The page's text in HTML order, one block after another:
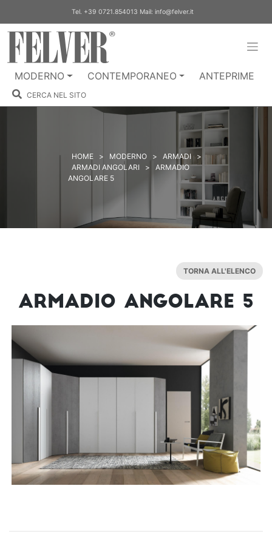
content
Tel. +39 0721.854013 Mail:info@felver.it
MODERNO CONTEMPORANEO ANTEPRIME
CERCA NEL SITO
HOME > MODERNO > ARMADI >
ARMADI ANGOLARI
>
ARMADIO
ANGOLARE 5
TORNA ALL'ELENCO
Armadio Angolare 5